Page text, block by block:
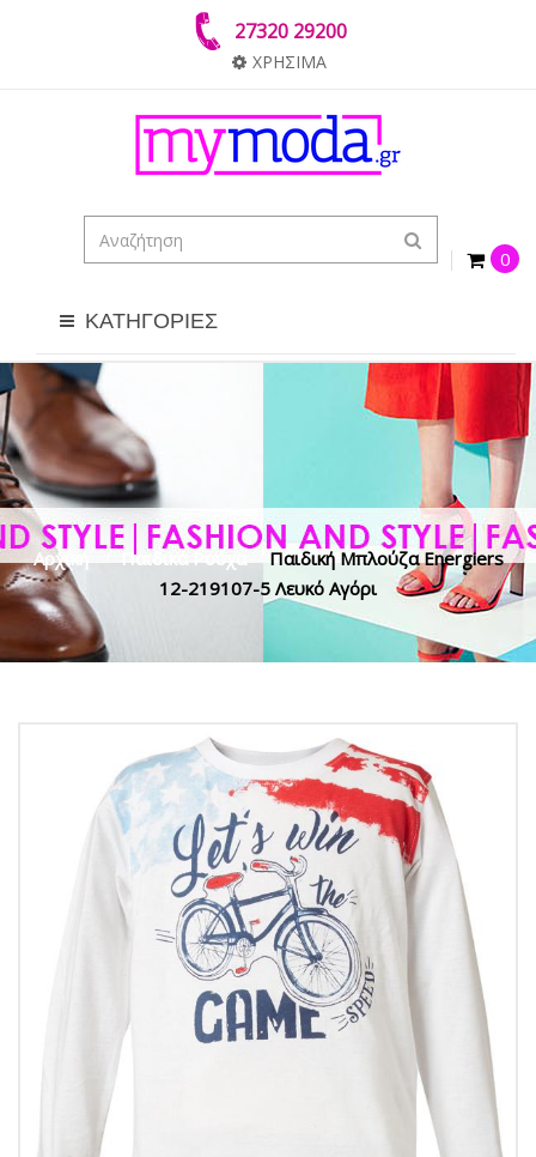
27320 29200
ΧΡΗΣΙΜΑ
0
ΚΑΤΗΓΟΡΙΕΣ
Αρχική > Παιδικά Ρούχα > Παιδική Μπλούζα Energiers
12-219107-5 Λευκό Αγόρι